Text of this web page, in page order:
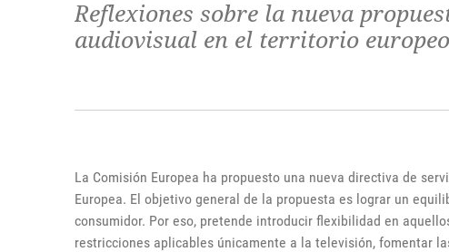
Reflexiones sobre la nueva
audiovisual en el territorio europeo
La Comisión Europea ha propuesto una nueva directiva de
Europea. El objetivo general de la propuesta es lograr un
consumidor. Por eso, pretende introducir flexibilidad en
restricciones aplicables únicamente a la televisión, fomentar